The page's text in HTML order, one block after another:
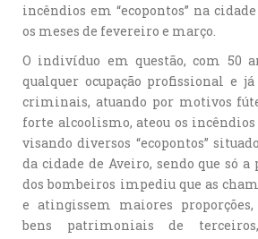
incêndios em “ecopontos” na
os meses de fevereiro e março.
O indivíduo em questão, com 50
qualquer ocupação profissional e
criminais, atuando por motivos
forte alcoolismo, ateou os
visando diversos “ecopontos”
da cidade de Aveiro, sendo que só
dos bombeiros impediu que as
e atingissem maiores
bens patrimoniais de terceiros,